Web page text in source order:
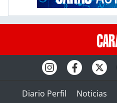
Diario Perfil Noticias